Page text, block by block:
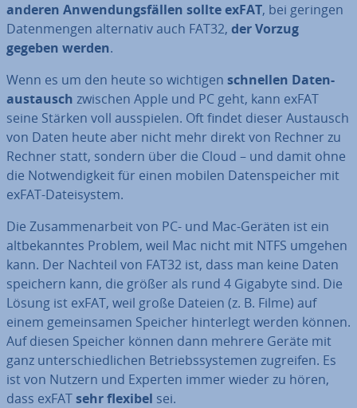
anderen An­wen­dungs­fäl­len sollte exFAT, bei geringen
Da­ten­men­gen al­ter­na­tiv auch FAT32, der Vorzug
gegeben werden.
Wenn es um den heute so wichtigen schnellen Da­ten­
aus­tausch zwischen Apple und PC geht, kann exFAT
seine Stärken voll aus­spie­len. Oft findet dieser Austausch
von Daten heute aber nicht mehr direkt von Rechner zu
Rechner statt, sondern über die Cloud – und damit ohne
die Not­wen­dig­keit für einen mobilen Da­ten­spei­cher mit
exFAT-Da­tei­sys­tem.
Die Zu­sam­men­ar­beit von PC- und Mac-Geräten ist ein
alt­be­kann­tes Problem, weil Mac nicht mit NTFS umgehen
kann. Der Nachteil von FAT32 ist, dass man keine Daten
speichern kann, die größer als rund 4 Gigabyte sind. Die
Lösung ist exFAT, weil große Dateien (z. B. Filme) auf
einem ge­mein­sa­men Speicher hin­ter­legt werden können.
Auf diesen Speicher können dann mehrere Geräte mit
ganz un­ter­schied­li­chen Be­triebs­sys­te­men zugreifen. Es
ist von Nutzern und Experten immer wieder zu hören,
dass exFATsehr flexibel sei.